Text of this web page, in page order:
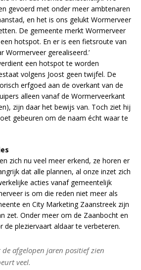
gevoerd met onder meer ambtenaren
en het is ons gelukt Wormerveer
De gemeente merkt Wormerveer
hotspot. En er is een fietsroute van
Wormerveer gerealiseerd.’
een hotspot te worden
volgens Joost geen twijfel. De
erfgoed aan de overkant van de
alleen vanaf de Wormerveerkant
zijn daar het bewijs van. Toch ziet hij
gebeuren om de naam écht waar te
zich nu veel meer erkend, ze horen er
dat alle plannen, al onze inzet zich
acties vanaf gemeentelijk
is om die reden niet meer als
en City Marketing Zaanstreek zijn
zet. Onder meer om de Zaanbocht en
de pleziervaart aldaar te verbeteren.
de afgelopen jaren positief zien
veel.